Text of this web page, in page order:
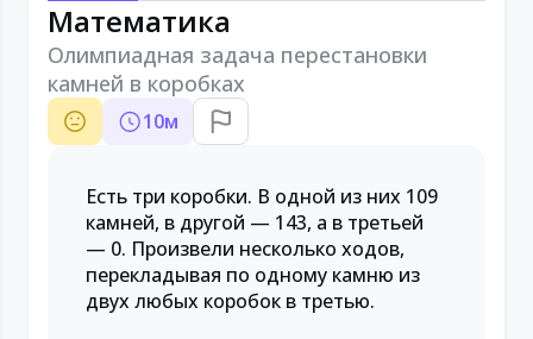
Математика
Олимпиадная задача перестановки
камней в коробках
10м
Есть три коробки. В одной из них 109
камней, в другой — 143, а в третьей
— 0. Произвели несколько ходов,
перекладывая по одному камню из
двух любых коробок в третью.